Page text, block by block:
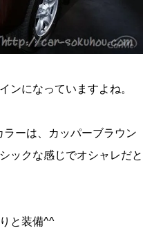
ンになっていますよね。
ーは、カッパーブラウン
ックな感じでオシャレだと
と装備^^